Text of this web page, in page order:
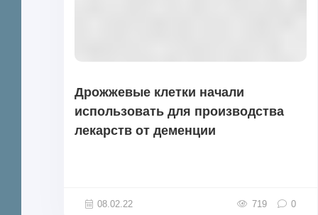
Дрожжевые клетки начали
использовать для производства
лекарств от деменции
08.02.22 719 0